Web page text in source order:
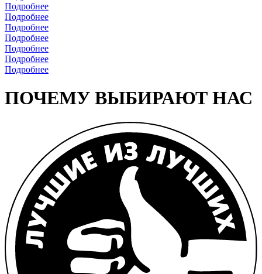
Подробнее
Подробнее
Подробнее
Подробнее
Подробнее
Подробнее
Подробнее
ПОЧЕМУ ВЫБИРАЮТ НАС